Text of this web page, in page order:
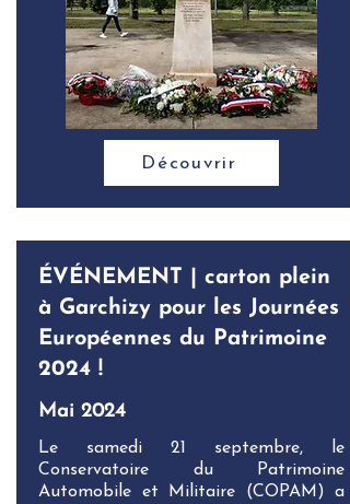
Découvrir
ÉVÉNEMENT | carton plein
à Garchizy pour les Journées
Européennes du Patrimoine
2024 !
Mai 2024
Le samedi 21 septembre, le
Conservatoire du Patrimoine
Automobile et Militaire (COPAM) a